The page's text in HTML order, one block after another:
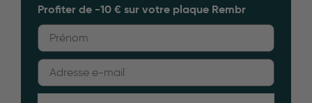
Profiter de -10 € sur votre plaque Rembr